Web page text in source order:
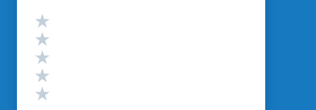
Valutazione